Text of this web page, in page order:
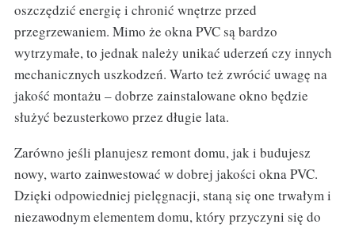
oszczędzić energię i chronić wnętrze przed
przegrzewaniem. Mimo że okna PVC są bardzo
wytrzymałe, to jednak należy unikać uderzeń czy innych
mechanicznych uszkodzeń. Warto też zwrócić uwagę na
jakość montażu – dobrze zainstalowane okno będzie
służyć bezusterkowo przez długie lata.
Zarówno jeśli planujesz remont domu, jak i budujesz
nowy, warto zainwestować w dobrej jakości okna PVC.
Dzięki odpowiedniej pielęgnacji, staną się one trwałym i
niezawodnym elementem domu, który przyczyni się do